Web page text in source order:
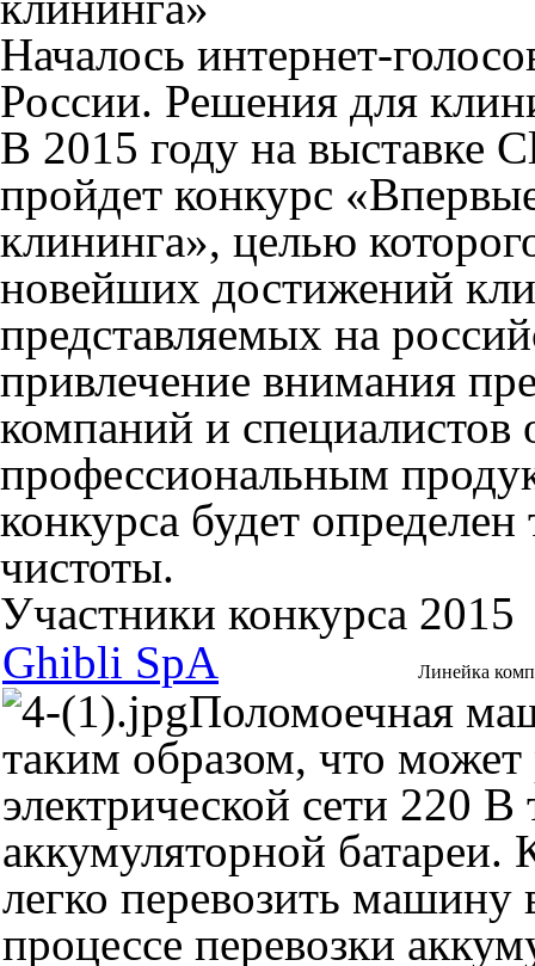
Началось интернет-
России. Решения для
В 2015 году на выставке
пройдет конкурс
клининга», целью
новейших достижений
представляемых на
привлечение внимания
компаний и специалистов
профессиональным
конкурса будет
чистоты.
Участники конкурса 2015
Ghibli SpA
Линейка
Поломоечная
таким образом, что может
электрической сети 220
аккумуляторной
легко перевозить
процессе перевозки